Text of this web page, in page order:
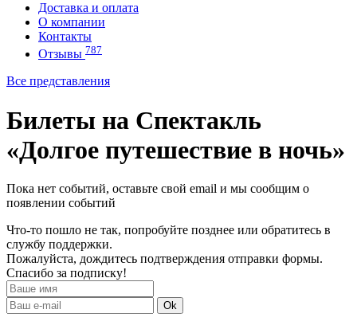
Доставка и оплата
О компании
Контакты
Отзывы 787
Все представления
Билеты на Спектакль
«Долгое путешествие в ночь»
Пока нет событий, оставьте свой email и мы сообщим о
появлении событий
Что-то пошло не так, попробуйте позднее или обратитесь в
службу поддержки.
Пожалуйста, дождитесь подтверждения отправки формы.
Спасибо за подписку!
Ok